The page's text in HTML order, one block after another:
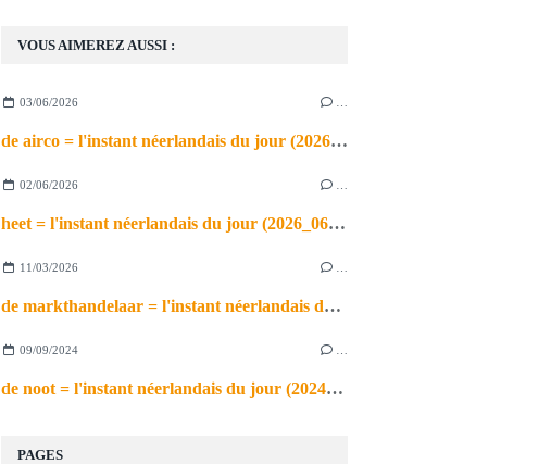
VOUS AIMEREZ AUSSI :
03/06/2026
de airco = l'instant néerlandais du jour (2026_06_03)
02/06/2026
heet = l'instant néerlandais du jour (2026_06_02)
11/03/2026
de markthandelaar = l'instant néerlandais du jour (2026_03_11)
09/09/2024
de noot = l'instant néerlandais du jour (2024_09_09)
PAGES